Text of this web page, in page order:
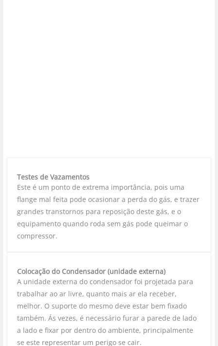
Testes de Vazamentos
Este é um ponto de extrema importância, pois uma
flange mal feita pode ocasionar a perda do gás, e trazer
grandes transtornos para reposição deste gás, e o
equipamento quando roda sem gás pode queimar o
compressor.
Colocação do Condensador (unidade externa)
A unidade externa do condensador foi projetada para
trabalhar ao ar livre, quanto mais ar ela receber,
melhor. O suporte do mesmo deve estar bem fixado
também. Ás vezes, é necessário furar a parede de lado
a lado e fixar por dentro do ambiente, principalmente
se este representar um perigo se cair.